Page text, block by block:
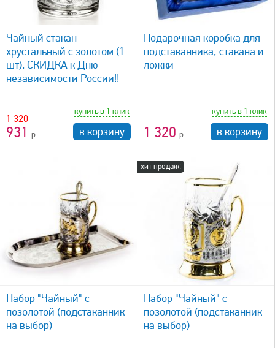
Чайный стакан
хрустальный с золотом (1
шт). СКИДКА к Дню
независимости России!!
1 320
931
купить в 1 клик
в корзину
быстрый просмотр
Подарочная коробка для
подстаканника, стакана и
ложки
1 320
купить в 1 клик
в корзину
Набор "Чайный" с
позолотой (подстаканник
на выбор)
хит продаж!
Набор "Чайный" с
позолотой (подстаканник
на выбор)